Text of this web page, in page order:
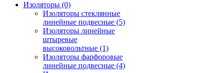
Изоляторы (0)
Изоляторы стеклянные
линейные подвесные (5)
Изоляторы линейные
штыревые
высоковольтные (1)
Изоляторы фарфоровые
линейные подвесные (4)